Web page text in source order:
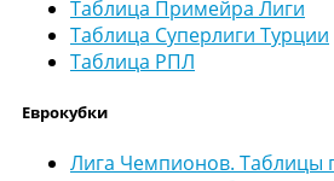
Таблица Примейра Лиги
Таблица Суперлиги Турции
Таблица РПЛ
Еврокубки
Лига Чемпионов. Таблицы